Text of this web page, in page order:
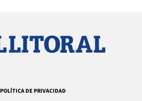
POLÍTICA DE PRIVACIDAD